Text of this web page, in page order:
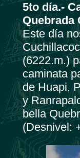
5to día.-
Quebrada
Este día
(6222.m.)
caminata
de Huapi,
y
bella
(Desnivel: